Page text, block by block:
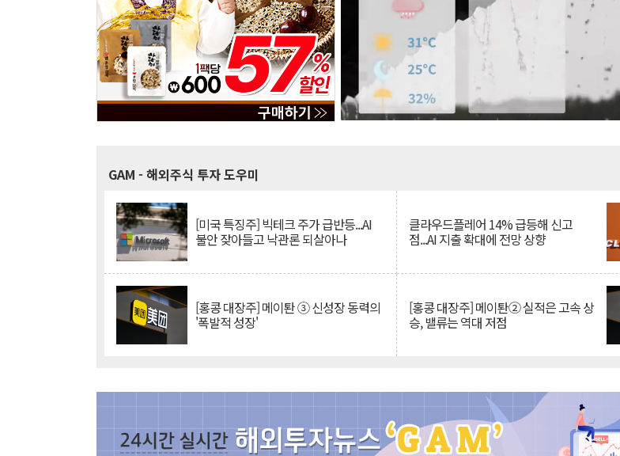
GAM - 해외주식 투자 도우미
[미국 특징주] 빅테크 주가 급반등...AI
불안 잦아들고 낙관론 되살아나
클라우드플레어 14% 급등해 신고
점...AI 지출 확대에 전망 상향
[홍콩 대장주] 메이퇀 ③ 신성장 동력의
'폭발적 성장'
[홍콩 대장주] 메이퇀② 실적은 고속 상
승, 밸류는 역대 저점